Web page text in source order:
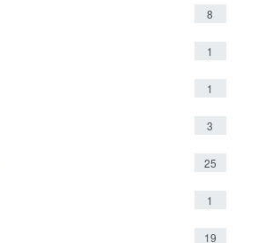
8
1
1
3
25
1
19